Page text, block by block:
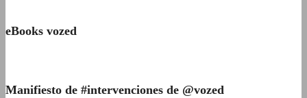
eBooks vozed
Manifiesto de #intervenciones de @vozed